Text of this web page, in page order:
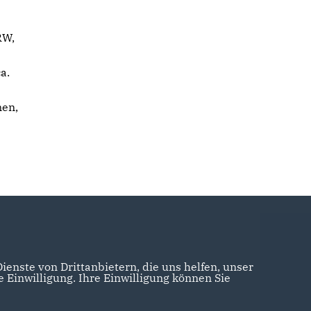
von Drittanbietern, die uns helfen, unser
Einwilligung. Ihre Einwilligung können Sie